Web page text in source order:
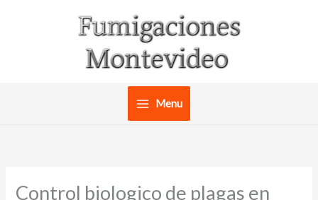
Menu
Control biologico de plagas en